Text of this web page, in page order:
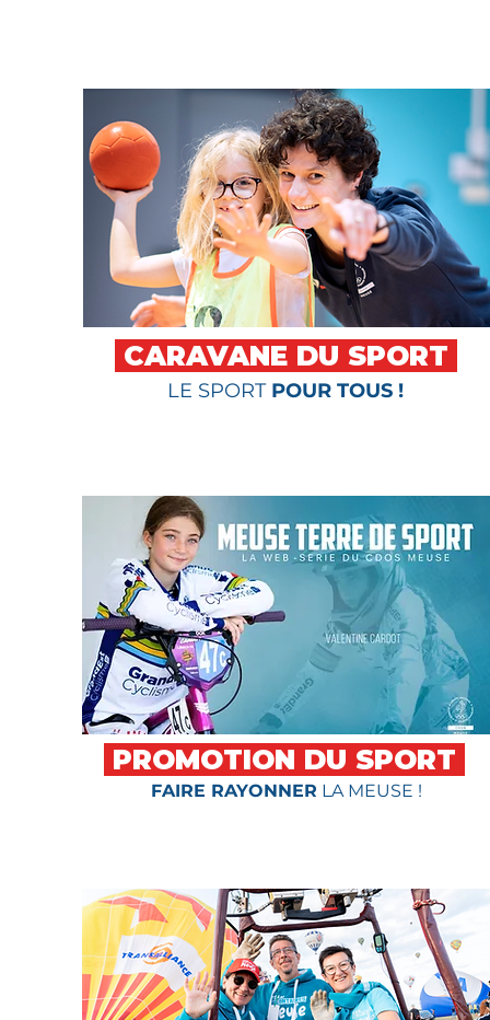
CARAVANE DU SPORT
LE SPORTPOUR TOUS !
PROMOTION DU SPORT
FAIRE RAYONNER LA MEUSE !